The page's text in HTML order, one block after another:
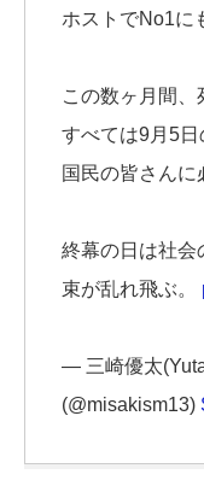
ホストでNo1に
この数ヶ月間、
すべては9月5日
国民の皆さんに
終幕の日は社会
束が乱れ飛ぶ。
— 三崎優太
(@misakism13)